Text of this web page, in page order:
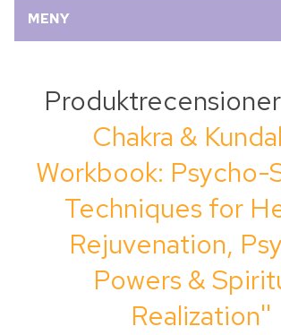
MENY
Chakra &
Workbook: Psycho-
Techniques for
Rejuvenation,
Powers &
Realization